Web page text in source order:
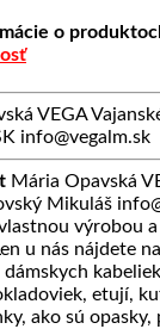
o
VEGA
info@vegalm.sk
Mária Opavská
Mikuláš
výrobou
u nás nájdete
etují,
ako sú opasky,